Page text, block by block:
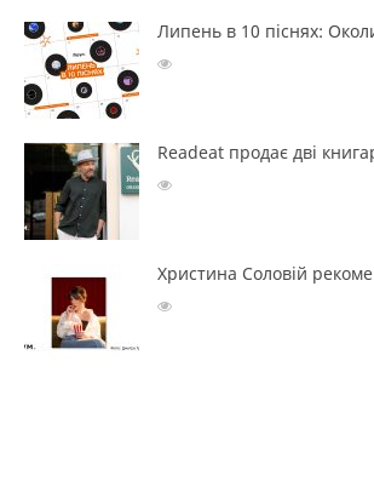
Липень в 10 піснях:
Readeat продає дві
Христина Соловій